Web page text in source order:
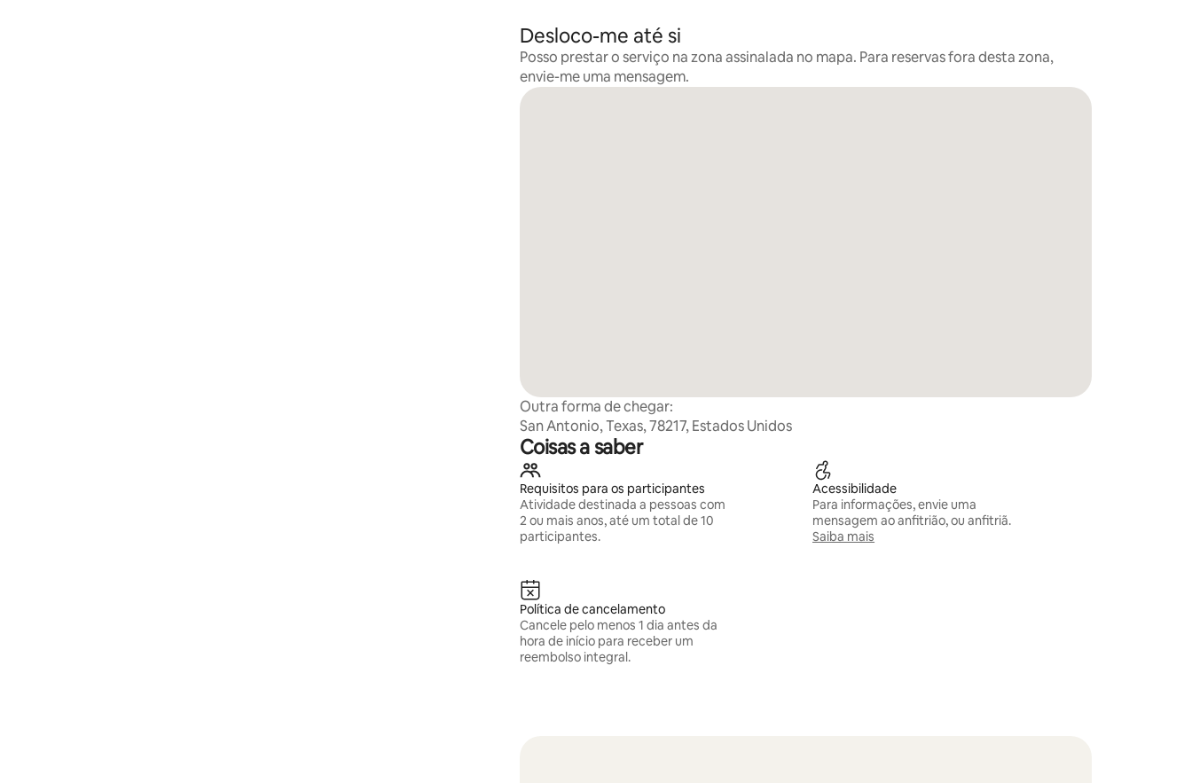
Desloco-me até si
Posso prestar o serviço na zona assinalada no mapa. Para reservas fora desta zona,
envie-me uma mensagem.
Outra forma de chegar:
San Antonio, Texas, 78217, Estados Unidos
Coisas a saber
Requisitos para os participantes
Atividade destinada a pessoas com
2 ou mais anos, até um total de 10
participantes.
Acessibilidade
Para informações, envie uma
mensagem ao anfitrião, ou anfitriã.
Saiba mais
Política de cancelamento
Cancele pelo menos 1 dia antes da
hora de início para receber um
reembolso integral.